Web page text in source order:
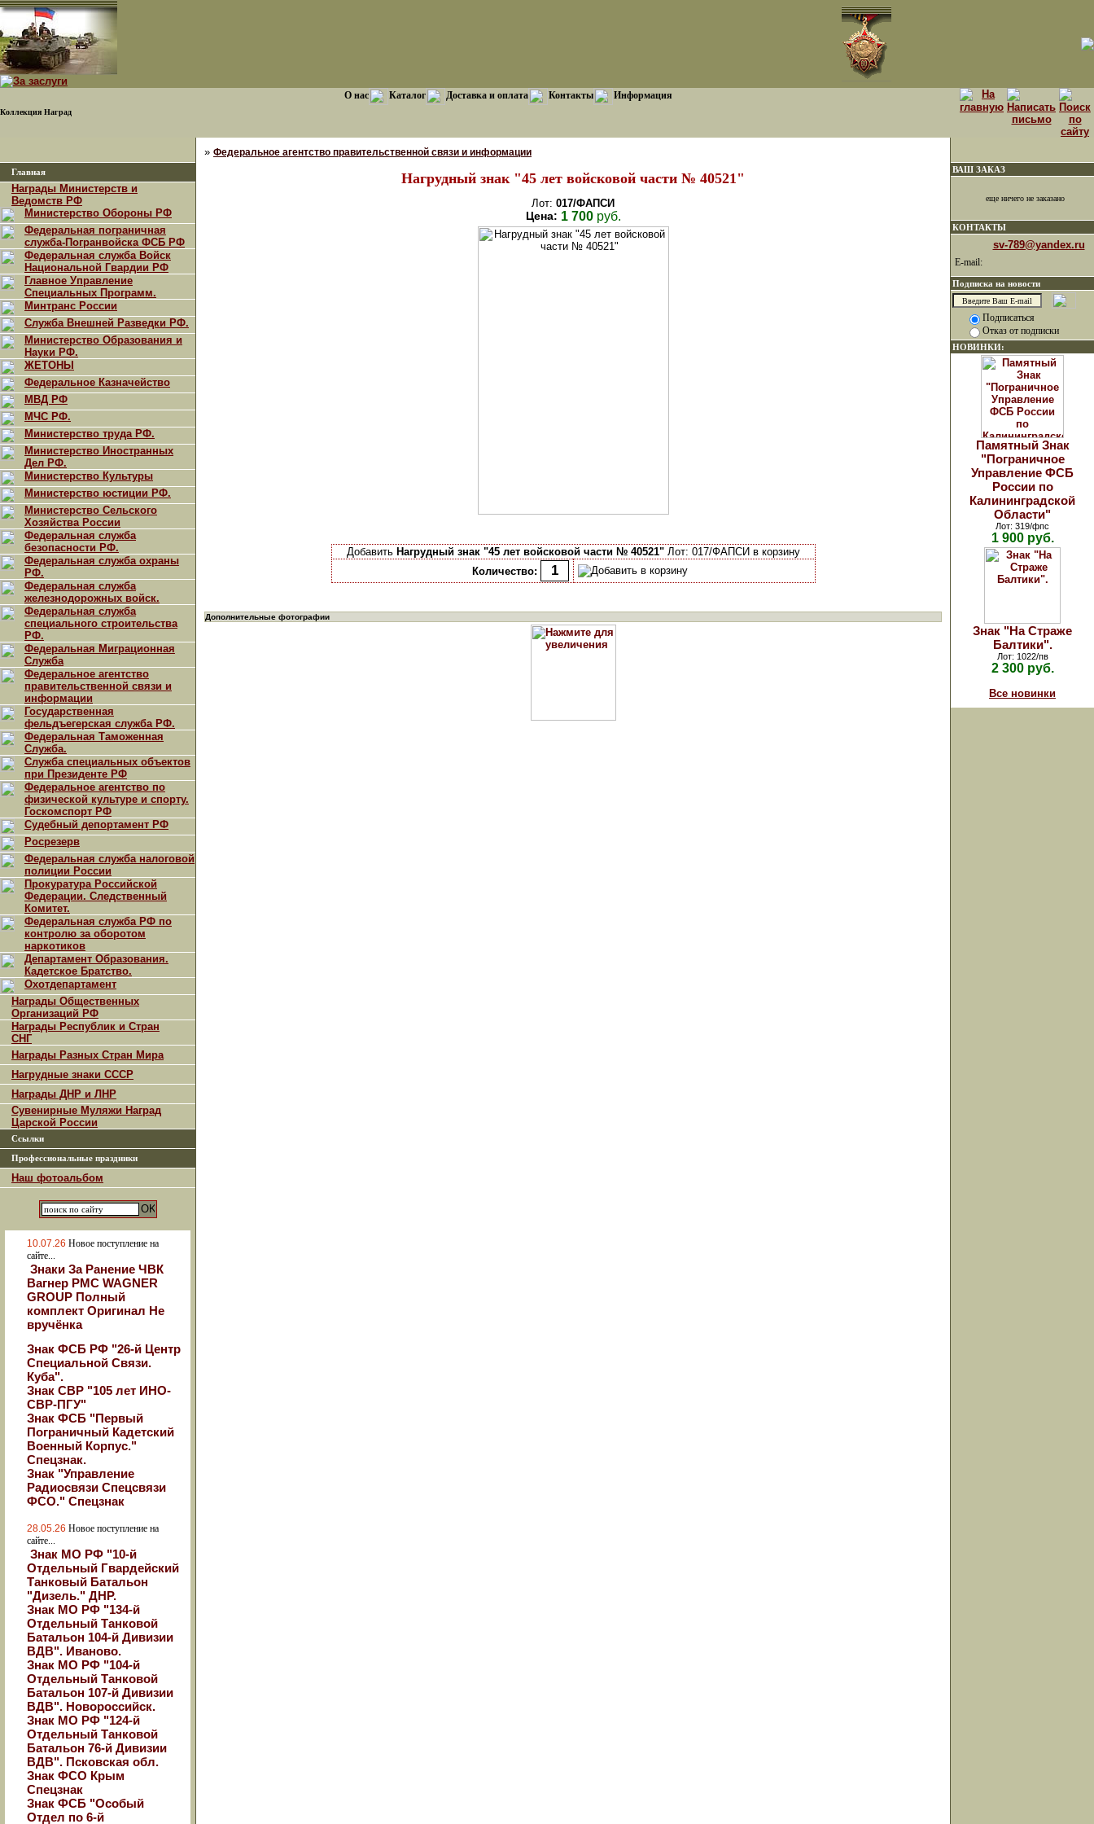
Коллекция Наград
О нас Каталог Доставка и оплата Контакты Информация
Главная
Награды Министерств и
Ведомств РФ
Министерство Обороны РФ
Федеральная пограничная
служба-Погранвойска ФСБ РФ
Федеральная служба Войск
Национальной Гвардии РФ
Главное Управление
Специальных Программ.
Минтранс России
Служба Внешней Разведки РФ.
Министерство Образования и
Науки РФ.
ЖЕТОНЫ
Федеральное Казначейство
МВД РФ
МЧС РФ.
Министерство труда РФ.
Министерство Иностранных
Дел РФ.
Министерство Культуры
Министерство юстиции РФ.
Министерство Сельского
Хозяйства России
Федеральная служба
безопасности РФ.
Федеральная служба охраны
РФ.
Федеральная служба
железнодорожных войск.
Федеральная служба
специального строительства
РФ.
Федеральная Миграционная
Служба
Федеральное агентство
правительственной связи и
информации
Государственная
фельдъегерская служба РФ.
Федеральная Таможенная
Служба.
Служба специальных объектов
при Президенте РФ
Федеральное агентство по
физической культуре и спорту.
Госкомспорт РФ
Судебный депортамент РФ
Росрезерв
Федеральная служба налоговой
полиции России
Прокуратура Российской
Федерации. Следственный
Комитет.
Федеральная служба РФ по
контролю за оборотом
наркотиков
Департамент Образования.
Кадетское Братство.
Охотдепартамент
Награды Общественных
Организаций РФ
Награды Республик и Стран
СНГ
Награды Разных Стран Мира
Нагрудные знаки СССР
Награды ДНР и ЛНР
Сувенирные Муляжи Наград
Царской России
Ссылки
Профессиональные праздники
Наш фотоальбом
10.07.26 Новое поступление на
сайте...
Знаки За Ранение ЧВК
Вагнер РМС WAGNER
GROUP Полный
комплект Оригинал Не
вручёнка
Знак ФСБ РФ "26-й Центр
Специальной Связи.
Куба".
Знак СВР "105 лет ИНО-
СВР-ПГУ"
Знак ФСБ "Первый
Пограничный Кадетский
Военный Корпус."
Спецзнак.
Знак "Управление
Радиосвязи Спецсвязи
ФСО." Спецзнак
28.05.26 Новое поступление на
сайте...
Знак МО РФ "10-й
Отдельный Гвардейский
Танковый Батальон
"Дизель." ДНР.
Знак МО РФ "134-й
Отдельный Танковой
Батальон 104-й Дивизии
ВДВ". Иваново.
Знак МО РФ "104-й
Отдельный Танковой
Батальон 107-й Дивизии
ВДВ". Новороссийск.
Знак МО РФ "124-й
Отдельный Танковой
Батальон 76-й Дивизии
ВДВ". Псковская обл.
Знак ФСО Крым
Спецзнак
Знак ФСБ "Особый
Отдел по 6-й
» Федеральное агентство правительственной связи и информации
Нагрудный знак "45 лет войсковой части № 40521"
Лот: 017/ФАПСИ
Цена: 1 700руб.
Добавить Нагрудный знак "45 лет войсковой части № 40521"Лот: 017/ФАПСИ в корзину
Количество:
Дополнительные фотографии
ВАШ ЗАКАЗ
еще ничего не заказано
КОНТАКТЫ
sv-789@yandex.ru
E-mail:
Подписка на новости
Подписаться
Отказ от подписки
НОВИНКИ:
Памятный Знак
"Пограничное
Управление ФСБ
России по
Калининградской
Области"
Лот: 319/фпс
1 900 руб.
Знак "На Страже
Балтики".
Лот: 1022/пв
2 300 руб.
Все новинки